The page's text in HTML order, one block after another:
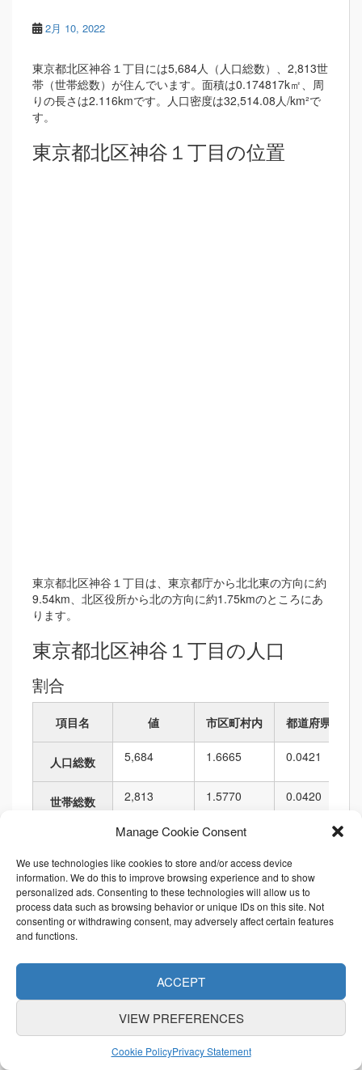
Manage Cookie Consent
We use technologies like cookies to store and/or access device
information. We do this to improve browsing experience and to show
personalized ads. Consenting to these technologies will allow us to
process data such as browsing behavior or unique IDs on this site. Not
consenting or withdrawing consent, may adversely affect certain features
and functions.
ACCEPT
VIEW PREFERENCES
Cookie PolicyPrivacy Statement
2月 10, 2022
東京都北区神谷１丁目には5,684人（人口総数）、2,813世
帯（世帯総数）が住んでいます。面積は0.174817k㎡、周
りの長さは2.116kmです。人口密度は32,514.08人/km²で
す。
東京都北区神谷１丁目の位置
東京都北区神谷１丁目は、東京都庁から北北東の方向に約
9.54km、北区役所から北の方向に約1.75kmのところにあ
ります。
東京都北区神谷１丁目の人口
割合
項目名 値 市区町村内 都道府県内
人口総数 5,684 1.6665 0.0421
世帯総数 2,813 1.5770 0.0420
32,514.08 1.5425
面積 174,816.56 0.8530 0.0079
境界の長さ 2,116.16 0.9587 0.0146
順位
項目名 値 市区町村内 都道府県内
5,684 9113 2656,010